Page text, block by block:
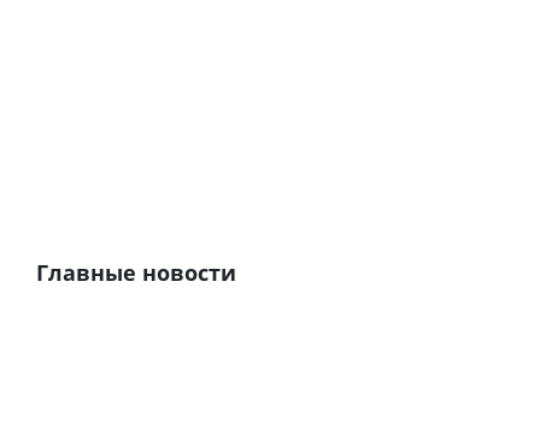
Главные новости